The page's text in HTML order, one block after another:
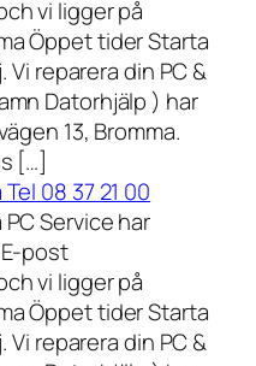
vi ligger på
Öppet tider Starta
reparera din PC &
Datorhjälp ) har
13, Bromma.
[…]
08 37 21 00
Service har
post
vi ligger på
Öppet tider Starta
reparera din PC &